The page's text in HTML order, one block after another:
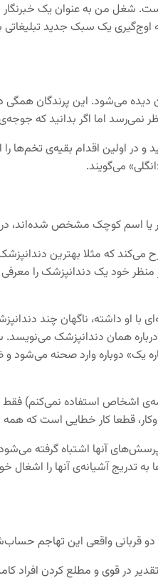
شغل من به عنوان یک خبرنگار
یک سبک جدید
می‌شود. این پرندگان همگی
اما اگر بدانید که
اولین اقدام بقیه‌ی تخم‌ها را
می‌گویند.
اسم کوچک مشخص شده‌اند، در
که مثلا بهترین دندانپزشک
خود یک دندانپزشک را
او داشته، ناگهان چند
درباره همان دندانپزشک
یک» دوباره وارد صحنه
اشخاص استفاده نمی‌کنم)
قطعا کار خطایی است که همه
آنها اشتباه گرفته
تدریج آشیانه‌ی آنها را اشغال
دو قربانی واقعی این تهاجم
در قوی و مطلع کردن